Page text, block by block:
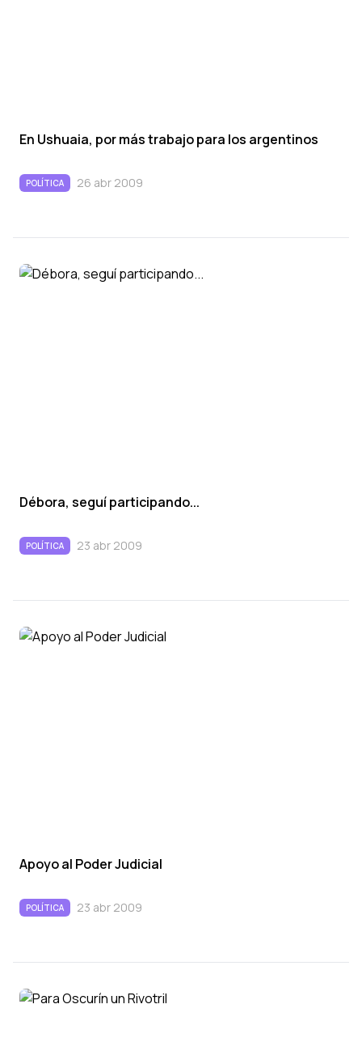
En Ushuaia, por más trabajo para los argentinos
POLÍTICA 26 abr 2009
Débora, seguí­ participando...
POLÍTICA 23 abr 2009
Apoyo al Poder Judicial
POLÍTICA 23 abr 2009